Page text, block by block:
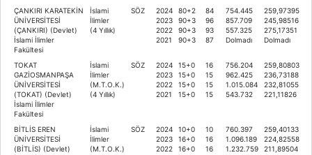
ÇANKIRI KARATEKİN
ÜNİVERSİTESİ
(ÇANKIRI) (Devlet)
İslami İlimler
Fakültesi
İslami
İlimler
(4 Yıllık)
SÖZ
2024
2023
2022
2021
80+2
90+3
90+3
90+3
84
96
93
87
754.445
857.709
557.325
Dolmadı
259,97395
245,98516
275,17351
Dolmadı
TOKAT
GAZİOSMANPAŞA
ÜNİVERSİTESİ
(TOKAT) (Devlet)
İslami İlimler
Fakültesi
İslami
İlimler
(M.T.O.K.)
(4 Yıllık)
SÖZ
2024
2023
2022
2021
15+0
15+0
15+0
15+0
16
15
15
15
756.204
962.425
1.015.084
543.732
259,80803
236,73188
232,81055
221,11826
BİTLİS EREN
ÜNİVERSİTESİ
(BİTLİS) (Devlet)
İslami
İlimler
(M.T.O.K.)
SÖZ
2024
2023
2022
10+0
16+0
16+0
10
16
16
760.397
1.096.189
1.232.759
259,40133
224,82558
211,89504